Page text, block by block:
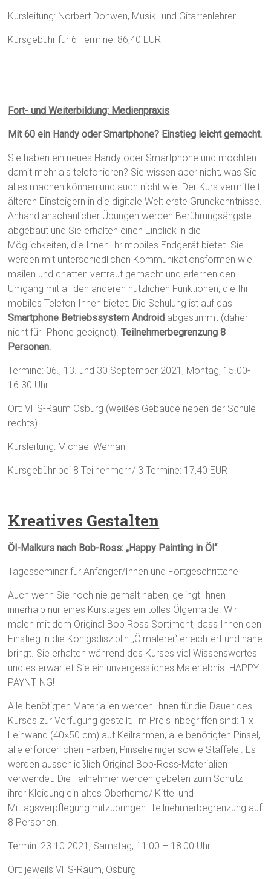
Kursleitung: Norbert Donwen, Musik- und Gitarrenlehrer
Kursgebühr für 6 Termine: 86,40 EUR
Fort- und Weiterbildung: Medienpraxis
Mit 60 ein Handy oder Smartphone? Einstieg leicht gemacht.
Sie haben ein neues Handy oder Smartphone und möchten
damit mehr als telefonieren? Sie wissen aber nicht, was Sie
alles machen können und auch nicht wie. Der Kurs vermittelt
älteren Einsteigern in die digitale Welt erste Grundkenntnisse.
Anhand anschaulicher Übungen werden Berührungsängste
abgebaut und Sie erhalten einen Einblick in die
Möglichkeiten, die Ihnen Ihr mobiles Endgerät bietet. Sie
werden mit unterschiedlichen Kommunikationsformen wie
mailen und chatten vertraut gemacht und erlernen den
Umgang mit all den anderen nützlichen Funktionen, die Ihr
mobiles Telefon Ihnen bietet. Die Schulung ist auf das
Smartphone Betriebssystem Android abgestimmt (daher
nicht für IPhone geeignet).Teilnehmerbegrenzung 8
Personen.
Termine: 06., 13. und 30 September 2021, Montag, 15.00-
16.30 Uhr
Ort: VHS-Raum Osburg (weißes Gebäude neben der Schule
rechts)
Kursleitung: Michael Werhan
Kursgebühr bei 8 Teilnehmern/ 3 Termine: 17,40 EUR
Kreatives Gestalten
Öl-Malkurs nach Bob-Ross: „Happy Painting in Öl“
Tagesseminar für Anfänger/Innen und Fortgeschrittene
Auch wenn Sie noch nie gemalt haben, gelingt Ihnen
innerhalb nur eines Kurstages ein tolles Ölgemälde. Wir
malen mit dem Original Bob Ross Sortiment, dass Ihnen den
Einstieg in die Königsdisziplin „Ölmalerei“ erleichtert und nahe
bringt. Sie erhalten während des Kurses viel Wissenswertes
und es erwartet Sie ein unvergessliches Malerlebnis. HAPPY
PAYNTING!
Alle benötigten Materialien werden Ihnen für die Dauer des
Kurses zur Verfügung gestellt. Im Preis inbegriffen sind: 1 x
Leinwand (40×50 cm) auf Keilrahmen, alle benötigten Pinsel,
alle erforderlichen Farben, Pinselreiniger sowie Staffelei. Es
werden ausschließlich Original Bob-Ross-Materialien
verwendet. Die Teilnehmer werden gebeten zum Schutz
ihrer Kleidung ein altes Oberhemd/ Kittel und
Mittagsverpflegung mitzubringen. Teilnehmerbegrenzung auf
8 Personen.
Termin: 23.10.2021, Samstag, 11:00 – 18:00 Uhr
Ort: jeweils VHS-Raum, Osburg